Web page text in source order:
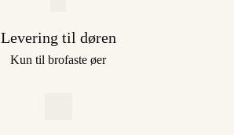
Levering til døren
Kun til brofaste øer